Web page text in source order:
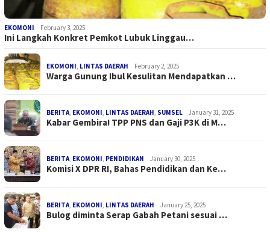
EKOMONI February 3, 2025
Ini Langkah Konkret Pemkot Lubuk Linggau…
EKOMONI, LINTAS DAERAH February 2, 2025
Warga Gunung Ibul Kesulitan Mendapatkan …
BERITA, EKOMONI, LINTAS DAERAH, SUMSEL January 31, 2025
Kabar Gembira! TPP PNS dan Gaji P3K di M…
BERITA, EKOMONI, PENDIDIKAN January 30, 2025
Komisi X DPR RI, Bahas Pendidikan dan Ke…
BERITA, EKOMONI, LINTAS DAERAH January 25, 2025
Bulog diminta Serap Gabah Petani sesuai …